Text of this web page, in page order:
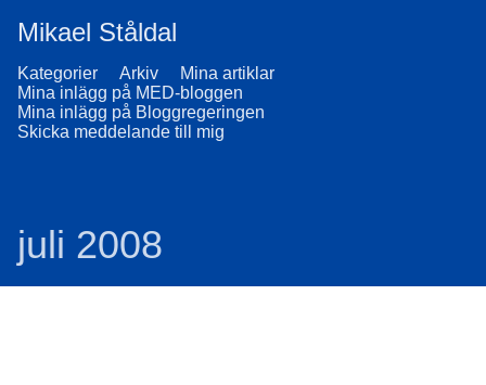
Mikael Ståldal
Kategorier Arkiv
Mina artiklar
Mina inlägg på MED-bloggen
Mina inlägg på Bloggregeringen
Skicka meddelande till mig
juli 2008